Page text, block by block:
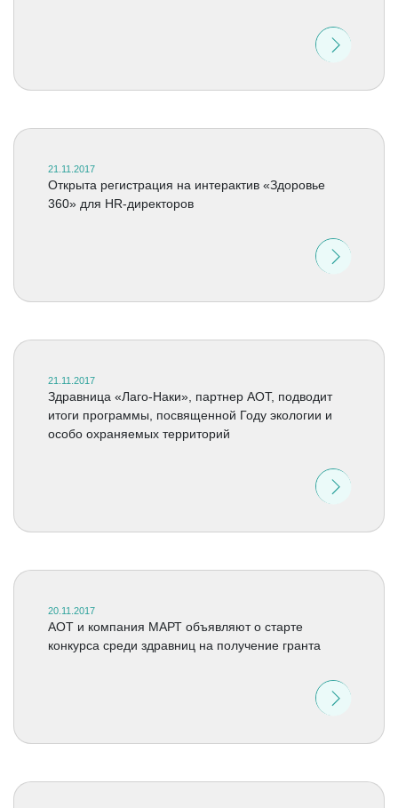
21.11.2017
Открыта регистрация на интерактив «Здоровье
360» для HR-директоров
21.11.2017
Здравница «Лаго-Наки», партнер АОТ, подводит
итоги программы, посвященной Году экологии и
особо охраняемых территорий
20.11.2017
АОТ и компания МАРТ объявляют о старте
конкурса среди здравниц на получение гранта